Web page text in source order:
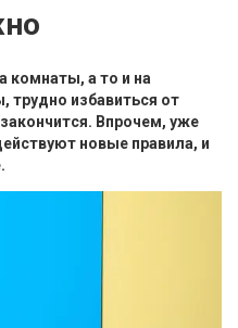
комнаты, а то и на
избавиться от
Впрочем, уже
новые правила, и